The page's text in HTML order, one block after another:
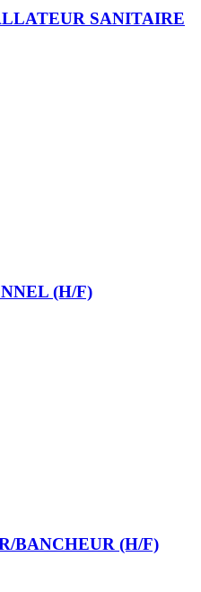
SANITAIRE
(H/F)
BANCHEUR (H/F)